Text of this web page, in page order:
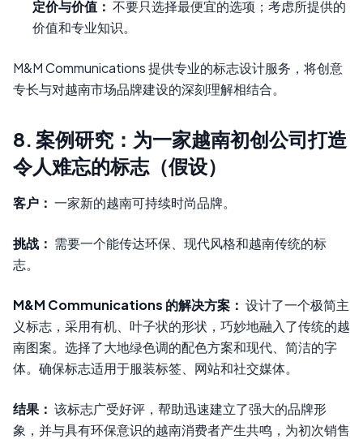
定价与价值： 不要只选择最便宜的选项；考虑所提供的
价值和专业知识。
M&M Communications 提供专业的标志设计服务，将创意
专长与对越南市场品牌建设的深刻理解相结合。
8. 案例研究：为一家越南初创公司打造
令人难忘的标志（假设）
客户： 一家新的越南可持续时尚品牌。
挑战： 需要一个能传达环保、现代风格和越南传统的标
志。
M&M Communications 的解决方案： 设计了一个极简主
义标志，采用有机、叶子状的形状，巧妙地融入了传统的越
南图案。选择了大地绿色调的配色方案和现代、简洁的字
体。确保标志适用于服装标签、网站和社交媒体。
结果： 该标志广受好评，帮助迅速建立了强大的品牌形
象，并与具有环保意识的越南消费者产生共鸣，为初次销售